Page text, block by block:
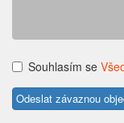
Souhlasím se